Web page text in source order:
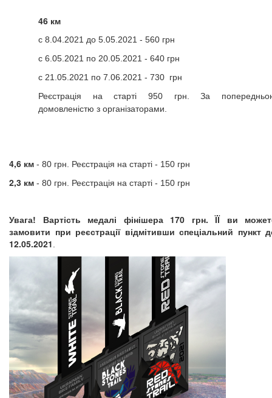
46 км
с 8.04.2021 до 5.05.2021 - 560 грн
с 6.05.2021 по 20.05.2021 - 640 грн
с 21.05.2021 по 7.06.2021 - 730 грн
Реєстрація на старті 950 грн. За
домовленістю з організаторами.
4,6 км - 80 грн. Реєстрація на старті - 150 грн
2,3 км - 80 грн. Реєстрація на старті - 150 грн
Увага! Вартість медалі фінішера 170 грн. ЇЇ ви
замовити при реєстрації відмітивши спеціальний пункт
12.05.2021